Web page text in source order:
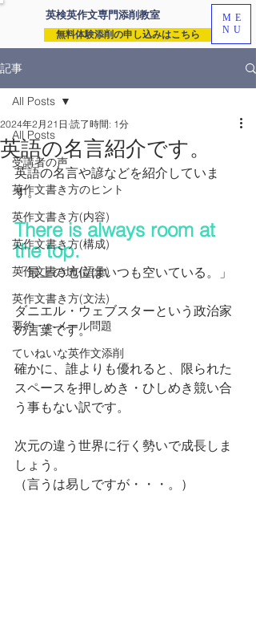
英検英作文専門添削教室
無料体験添削の申し込みはこちら
ME
NU
記事
All Posts
受講者の声
英作文書き方のヒント
英作文書き方(内容)
英作文書き方(構成)
英作文書き方(語彙)
英作文書き方(文法)
要約・e-メール問題
ていねいな英作文添削
All Posts
英語の名言紹介です。
2024年2月21日 読了時間: 1分
英語の名言や諺などを紹介していま
す。
There is always room at
the top.
「最上の地位はいつも空いている。」
ダニエル・ウェブスターという政治家
の言葉です。
確かに、誰よりも優れると、限られた
スペースを押しめき・ひしめき競い合
う事もない訳です。
次元の違う世界に行く勢いで成長しま
しょう。
（言うは易しですが・・・。）